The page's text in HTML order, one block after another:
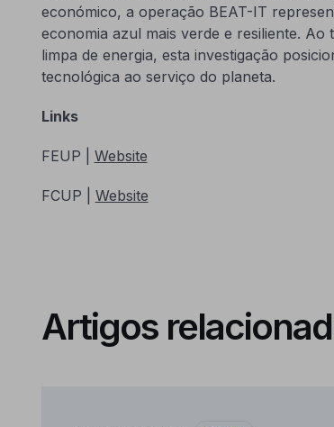
económico, a operação BEAT-IT
economia azul mais verde e resiliente.
limpa de energia, esta investigação
tecnológica ao serviço do planeta.
Links
FEUP | Website
FCUP | Website
Artigos